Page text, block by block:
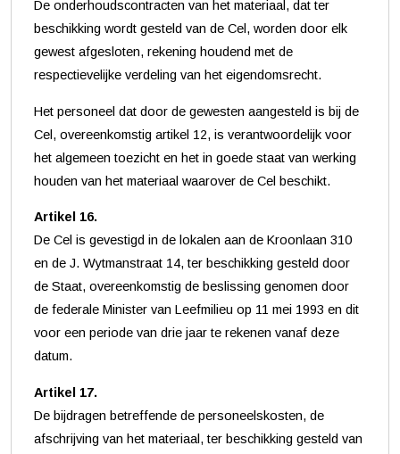
De onderhoudscontracten van het materiaal, dat ter
beschikking wordt gesteld van de Cel, worden door elk
gewest afgesloten, rekening houdend met de
respectievelijke verdeling van het eigendomsrecht.
Het personeel dat door de gewesten aangesteld is bij de
Cel, overeenkomstig artikel 12, is verantwoordelijk voor
het algemeen toezicht en het in goede staat van werking
houden van het materiaal waarover de Cel beschikt.
Artikel 16.
De Cel is gevestigd in de lokalen aan de Kroonlaan 310
en de J. Wytmanstraat 14, ter beschikking gesteld door
de Staat, overeenkomstig de beslissing genomen door
de federale Minister van Leefmilieu op 11 mei 1993 en dit
voor een periode van drie jaar te rekenen vanaf deze
datum.
Artikel 17.
De bijdragen betreffende de personeelskosten, de
afschrijving van het materiaal, ter beschikking gesteld van